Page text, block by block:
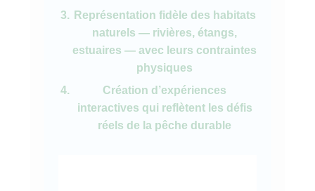
Représentation fidèle des habitats
naturels — rivières, étangs,
estuaires — avec leurs contraintes
physiques
Création d’expériences
interactives qui reflètent les défis
réels de la pêche durable